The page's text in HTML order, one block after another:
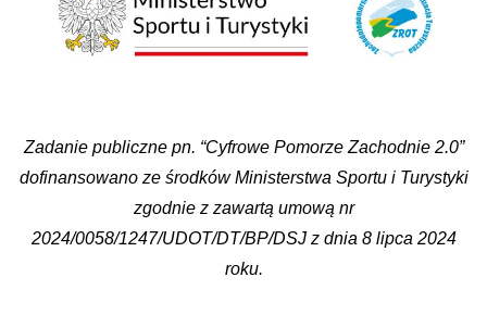
Zadanie publiczne pn. “Cyfrowe Pomorze Zachodnie 2.0”
dofinansowano ze środków Ministerstwa Sportu i Turystyki
zgodnie z zawartą umową nr
2024/0058/1247/UDOT/DT/BP/DSJ z dnia 8 lipca 2024
roku.